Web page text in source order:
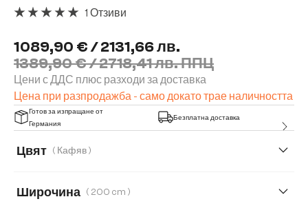
1089,90 € / 2131,66 лв.
1389,90 € / 2718,41 лв. ППЦ
Цени с ДДС плюс разходи за доставка
Цена при разпродажба - само докато трае наличността
1 Отзиви
Готов за изпращане от
Германия
Безплатна доставка
Цвят ( Кафяв )
Широчина ( 200 cm )